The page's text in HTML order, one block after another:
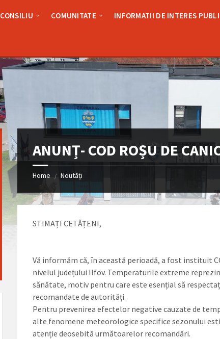
CONSILIU COMUNITATE INFORMATII DE INTERES
ANUNȚ- COD ROȘU DE
Home / Noutăți
STIMAȚI CETĂȚENI,
Vă informăm că, în această perioadă, a fost instituit
nivelul județului Ilfov. Temperaturile extreme
sănătate, motiv pentru care este esențial să
recomandate de autorități.
Pentru prevenirea efectelor negative cauzate de
alte fenomene meteorologice specifice sezonului
atenție deosebită următoarelor recomandări.